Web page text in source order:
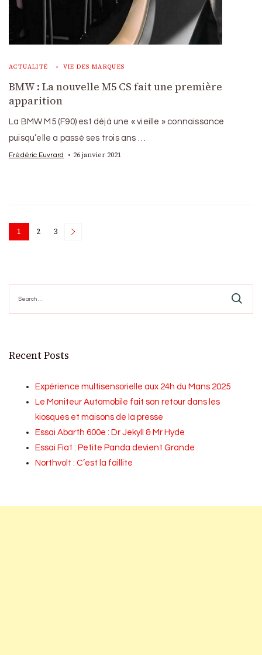
ACTUALITÉ VIE DES MARQUES
BMW : La nouvelle M5 CS fait une première
apparition
La BMW M5 (F90) est déjà une « vieille » connaissance
puisqu’elle a passé ses trois ans …
Frédéric Euvrard 26 janvier 2021
Posts
Page
1 Page
2 Page
3
for:
Recent Posts
Expérience multisensorielle aux 24h du Mans 2025
Le Moniteur Automobile fait son retour dans les
kiosques et maisons de la presse
Essai Abarth 600e : Dr Jekyll & Mr Hyde
Essai Fiat : Petite Panda devient Grande
Northvolt : C’est la faillite